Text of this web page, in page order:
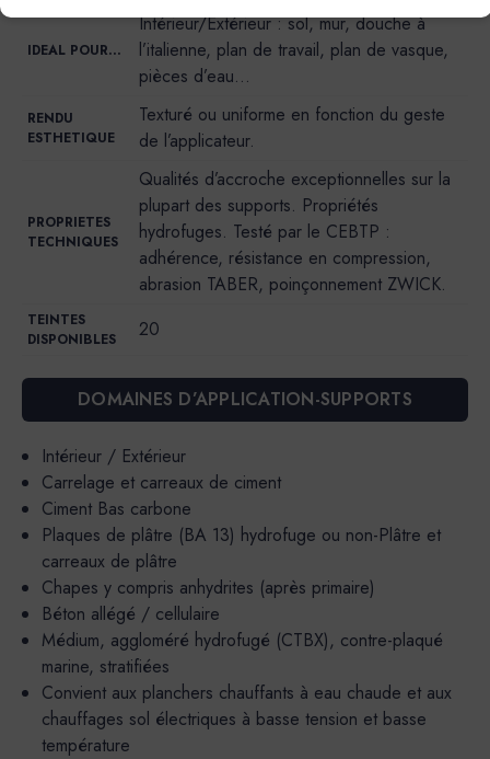
IDEAL POUR…
Intérieur/Extérieur : sol, mur, douche à
l’italienne, plan de travail, plan de vasque,
pièces d’eau…
RENDU
ESTHETIQUE
Texturé ou uniforme en fonction du geste
de l’applicateur.
PROPRIETES
TECHNIQUES
Qualités d’accroche exceptionnelles sur la
plupart des supports. Propriétés
hydrofuges. Testé par le CEBTP :
adhérence, résistance en compression,
abrasion TABER, poinçonnement ZWICK.
TEINTES
DISPONIBLES
20
DOMAINES D’APPLICATION-SUPPORTS
Intérieur / Extérieur
Carrelage et carreaux de ciment
Ciment Bas carbone
Plaques de plâtre (BA 13) hydrofuge ou non-Plâtre et
carreaux de plâtre
Chapes y compris anhydrites (après primaire)
Béton allégé / cellulaire
Médium, aggloméré hydrofugé (CTBX), contre-plaqué
marine, stratifiées
Convient aux planchers chauffants à eau chaude et aux
chauffages sol électriques à basse tension et basse
température